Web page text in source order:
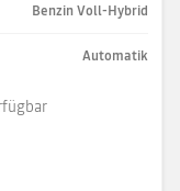
Benzin Voll-Hybrid
Automatik